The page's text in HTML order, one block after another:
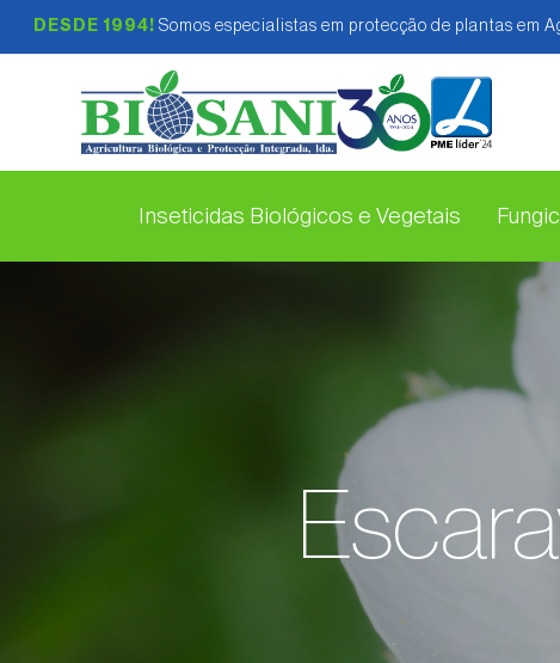
DESDE 1994! Somos especialistas em protecção de plantas em
Inseticidas Biológicos e Vegetais